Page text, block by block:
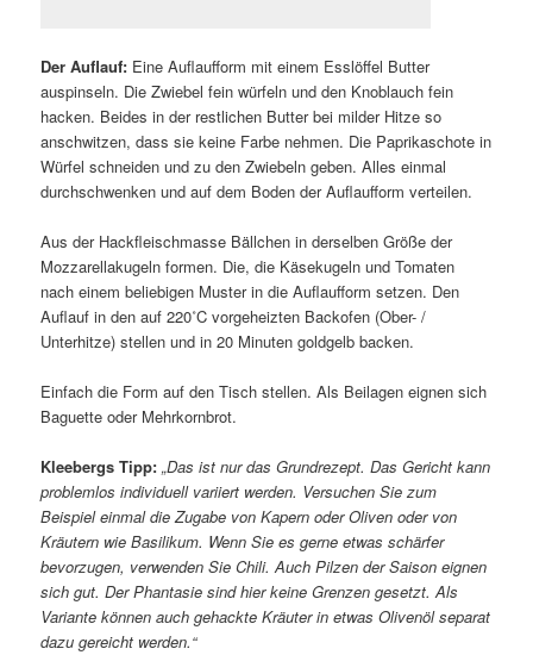
Der Auflauf: Eine Auflaufform mit einem Esslöffel Butter
auspinseln. Die Zwiebel fein würfeln und den Knoblauch fein
hacken. Beides in der restlichen Butter bei milder Hitze so
anschwitzen, dass sie keine Farbe nehmen. Die Paprikaschote in
Würfel schneiden und zu den Zwiebeln geben. Alles einmal
durchschwenken und auf dem Boden der Auflaufform verteilen.
Aus der Hackfleischmasse Bällchen in derselben Größe der
Mozzarellakugeln formen. Die, die Käsekugeln und Tomaten
nach einem beliebigen Muster in die Auflaufform setzen. Den
Auflauf in den auf 220˚C vorgeheizten Backofen (Ober- /
Unterhitze) stellen und in 20 Minuten goldgelb backen.
Einfach die Form auf den Tisch stellen. Als Beilagen eignen sich
Baguette oder Mehrkornbrot.
Kleebergs Tipp: „Das ist nur das Grundrezept. Das Gericht kann
problemlos individuell variiert werden. Versuchen Sie zum
Beispiel einmal die Zugabe von Kapern oder Oliven oder von
Kräutern wie Basilikum. Wenn Sie es gerne etwas schärfer
bevorzugen, verwenden Sie Chili. Auch Pilzen der Saison eignen
sich gut. Der Phantasie sind hier keine Grenzen gesetzt. Als
Variante können auch gehackte Kräuter in etwas Olivenöl separat
dazu gereicht werden.“